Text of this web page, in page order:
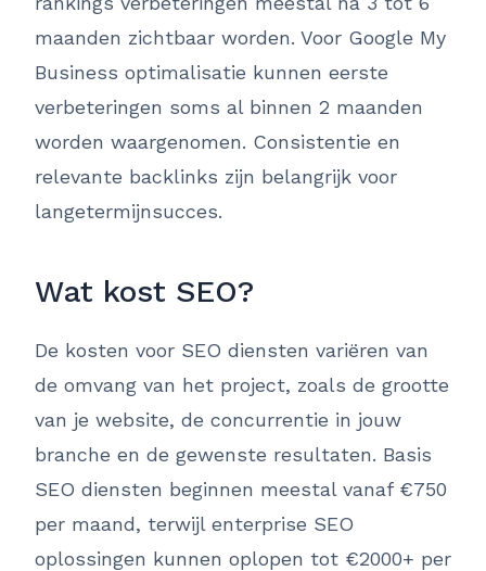
maanden zichtbaar worden. Voor Google My
Business optimalisatie kunnen eerste
verbeteringen soms al binnen 2 maanden
worden waargenomen. Consistentie en
relevante backlinks zijn belangrijk voor
langetermijnsucces.
Wat kost SEO?
De kosten voor SEO diensten variëren van
de omvang van het project, zoals de grootte
van je website, de concurrentie in jouw
branche en de gewenste resultaten. Basis
SEO diensten beginnen meestal vanaf €750
per maand, terwijl enterprise SEO
oplossingen kunnen oplopen tot €2000+ per